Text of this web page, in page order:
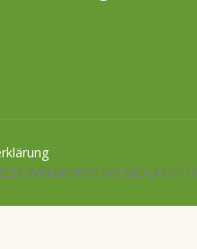
Willkommen bei BIOLAND-